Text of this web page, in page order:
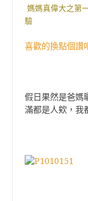
媽媽真偉大之第
驗
喜歡的換點個讚
假日果然是爸媽
滿都是人欸，我